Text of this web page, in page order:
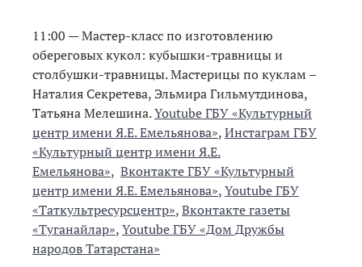
11:00 — Мастер-класс по изготовлению
обереговых кукол: кубышки-травницы и
столбушки-травницы. Мастерицы по куклам –
Наталия Секретева, Эльмира Гильмутдинова,
Татьяна Мелешина.Youtube ГБУ «Культурный
центр имени Я.Е. Емельянова»,Инстаграм ГБУ
«Культурный центр имени Я.Е.
Емельянова», Вконтакте ГБУ «Культурный
центр имени Я.Е. Емельянова»,Youtube ГБУ
«Таткультресурсцентр»,Вконтакте газеты
«Туганайлар»,Youtube ГБУ «Дом Дружбы
народов Татарстана»